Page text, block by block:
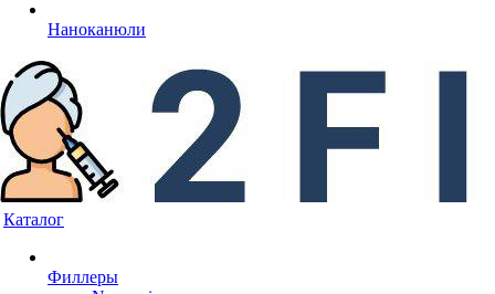
Наноканюли
Каталог
Филлеры